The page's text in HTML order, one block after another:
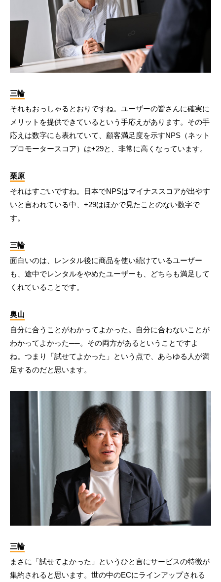
三輪
それもおっしゃるとおりですね。ユーザーの皆さんに確実に
メリットを提供できているという手応えがあります。その手
応えは数字にも表れていて、顧客満足度を示すNPS（ネット
プロモータースコア）は+29と、非常に高くなっています。
栗原
それはすごいですね。日本でNPSはマイナススコアが出やす
いと言われている中、+29はほかで見たことのない数字で
す。
三輪
面白いのは、レンタル後に商品を使い続けているユーザー
も、途中でレンタルをやめたユーザーも、どちらも満足して
くれていることです。
奥山
自分に合うことがわかってよかった。自分に合わないことが
わかってよかった──。その両方があるということですよ
ね。つまり「試せてよかった」という点で、あらゆる人が満
足するのだと思います。
三輪
まさに「試せてよかった」というひと言にサービスの特徴が
集約されると思います。世の中のECにラインアップされる